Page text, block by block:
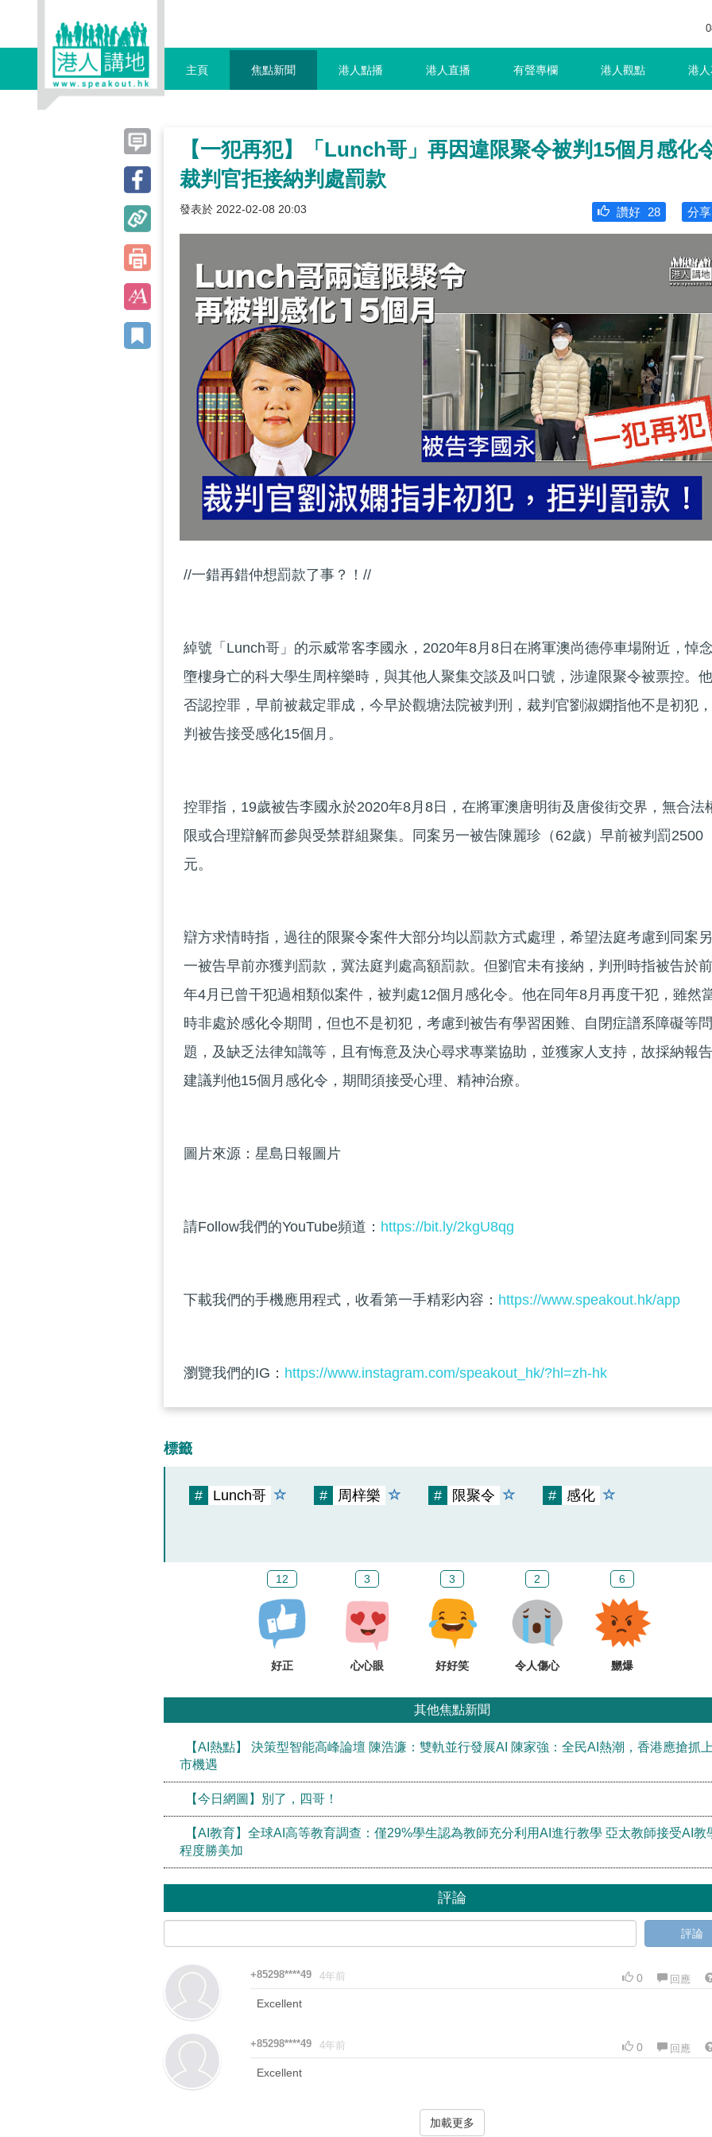
主頁 焦點新聞 港人點播 港人直播 有聲專欄 港人觀點 港
【一犯再犯】「Lunch哥」再因違限聚令被判15個月感化
裁判官拒接納判處罰款
發表於 2022-02-08 20:03 分享
讚好 28
//一錯再錯仲想罰款了事？！//
綽號「Lunch哥」的示威常客李國永，2020年8月8日在將軍澳尚德停車場附近，悼念
墮樓身亡的科大學生周梓樂時，與其他人聚集交談及叫口號，涉違限聚令被票控。他
否認控罪，早前被裁定罪成，今早於觀塘法院被判刑，裁判官劉淑嫻指他不是初犯，
判被告接受感化15個月。
控罪指，19歲被告李國永於2020年8月8日，在將軍澳唐明街及唐俊街交界，無合法
限或合理辯解而參與受禁群組聚集。同案另一被告陳麗珍（62歲）早前被判罰2500
元。
辯方求情時指，過往的限聚令案件大部分均以罰款方式處理，希望法庭考慮到同案另
一被告早前亦獲判罰款，冀法庭判處高額罰款。但劉官未有接納，判刑時指被告於前
年4月已曾干犯過相類似案件，被判處12個月感化令。他在同年8月再度干犯，雖然
時非處於感化令期間，但也不是初犯，考慮到被告有學習困難、自閉症譜系障礙等問
題，及缺乏法律知識等，且有悔意及決心尋求專業協助，並獲家人支持，故採納報告
建議判他15個月感化令，期間須接受心理、精神治療。
圖片來源：星島日報圖片
請Follow我們的YouTube頻道： https://bit.ly/2kgU8qg
下載我們的手機應用程式，收看第一手精彩內容： https://www.speakout.hk/app
瀏覽我們的IG： https://www.instagram.com/speakout_hk/?hl=zh-hk
標籤
# Lunch哥 # 周梓樂 # 限聚令 # 感化
12
好正
3
心心眼
3
好好笑
2
令人傷心
6
嬲爆
其他焦點新聞
【AI熱點】 決策型智能高峰論壇 陳浩濂：雙軌並行發展AI 陳家強：全民AI熱潮，香港應搶抓上
市機遇
【今日網圖】別了，四哥！
【AI教育】全球AI高等教育調查：僅29%學生認為教師充分利用AI進行教學 亞太教師接受AI教
程度勝美加
評論
評論
+85298****49 4年前 0 回應
Excellent
+85298****49 4年前 0 回應
Excellent
加載更多